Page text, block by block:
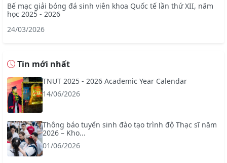
Bế mạc giải bóng đá sinh viên khoa Quốc tế lần thứ XII, năm
học 2025 - 2026
24/03/2026
Tin mới nhất
TNUT 2025 - 2026 Academic Year Calendar
14/06/2026
Thông báo tuyển sinh đào tạo trình độ Thạc sĩ năm
2026 – Kho...
01/06/2026